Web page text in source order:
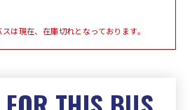
は現在、在庫切れとなっております。